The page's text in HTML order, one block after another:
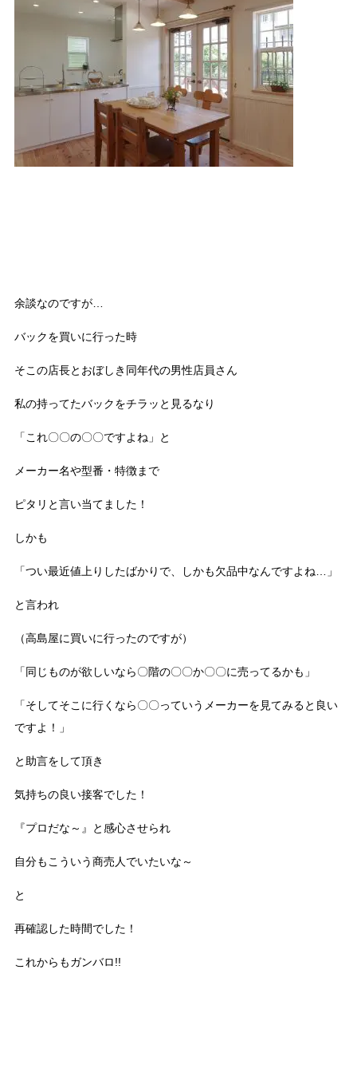
余談なのですが…
バックを買いに行った時
そこの店長とおぼしき同年代の男性店員さん
私の持ってたバックをチラッと見るなり
「これ〇〇の〇〇ですよね」と
メーカー名や型番・特徴まで
ピタリと言い当てました！
しかも
「つい最近値上りしたばかりで、しかも欠品中なんですよね…」
と言われ
（高島屋に買いに行ったのですが）
「同じものが欲しいなら〇階の〇〇か〇〇に売ってるかも」
「そしてそこに行くなら〇〇っていうメーカーを見てみると良い
ですよ！」
と助言をして頂き
気持ちの良い接客でした！
『プロだな～』と感心させられ
自分もこういう商売人でいたいな～
と
再確認した時間でした！
これからもガンバロ!!